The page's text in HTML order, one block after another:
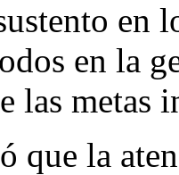
en
en la
las metas
que la